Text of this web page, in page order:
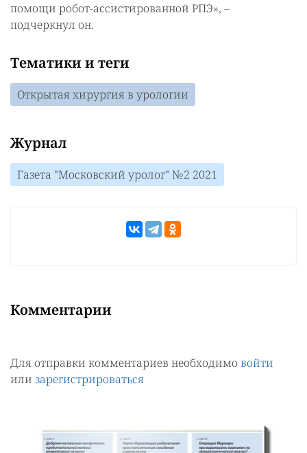
помощи робот-ассистированной РПЭ», –
подчеркнул он.
Тематики и теги
Открытая хирургия в урологии
Журнал
Газета "Московский уролог" №2 2021
Комментарии
Для отправки комментариев необходимо войти
или зарегистрироваться